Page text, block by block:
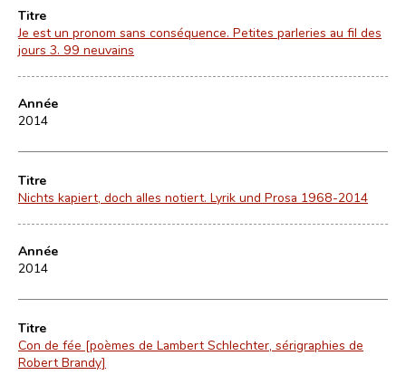
Titre
Je est un pronom sans conséquence. Petites parleries au fil des
jours 3. 99 neuvains
Année
2014
Titre
Nichts kapiert, doch alles notiert. Lyrik und Prosa 1968-2014
Année
2014
Titre
Con de fée [poèmes de Lambert Schlechter, sérigraphies de
Robert Brandy]